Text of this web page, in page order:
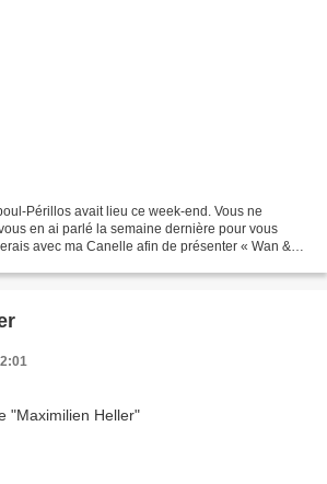
Périllos avait lieu ce week-end. Vous ne
en ai parlé la semaine dernière pour vous
avec ma Canelle afin de présenter « Wan &